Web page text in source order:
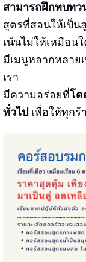
สามารถฝึกทบทว
สูตรที่สอนให้เป็น
เน้นไม่ให้เหมือนใ
มีเมนูหลากหลาย
เรา
มีความอร่อยที่โด
ทั่วไปเพื่อให้ทุกร้